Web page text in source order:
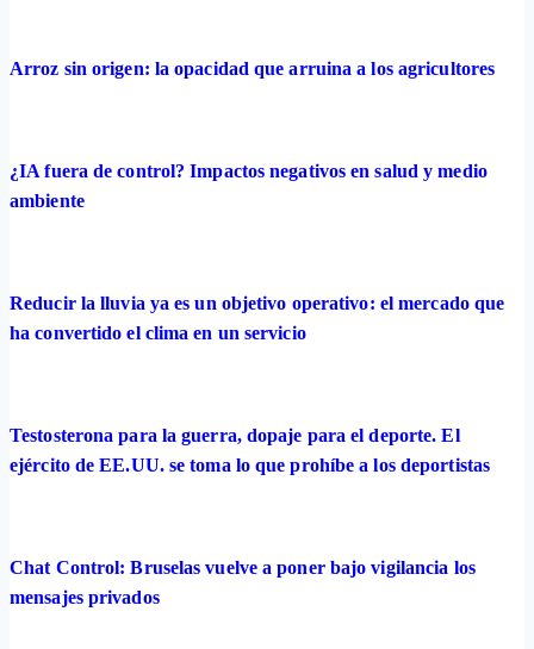
Arroz sin origen: la opacidad que arruina a los agricultores
¿IA fuera de control? Impactos negativos en salud y medio
ambiente
Reducir la lluvia ya es un objetivo operativo: el mercado que
ha convertido el clima en un servicio
Testosterona para la guerra, dopaje para el deporte. El
ejército de EE.UU. se toma lo que prohíbe a los deportistas
Chat Control: Bruselas vuelve a poner bajo vigilancia los
mensajes privados